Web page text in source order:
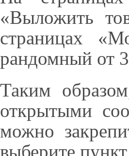
«Выложить
страницах
рандомный от
Таким
открытыми
можно
выберите